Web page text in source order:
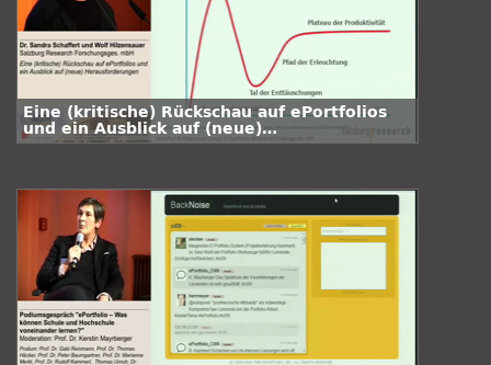
Eine (kritische) Rückschau auf ePortfolios
und ein Ausblick auf (neue)
Herausforderungen